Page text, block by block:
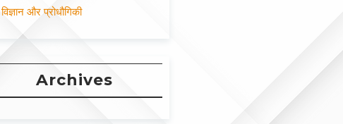
विज्ञान और प्रोधौगिकी
Archives